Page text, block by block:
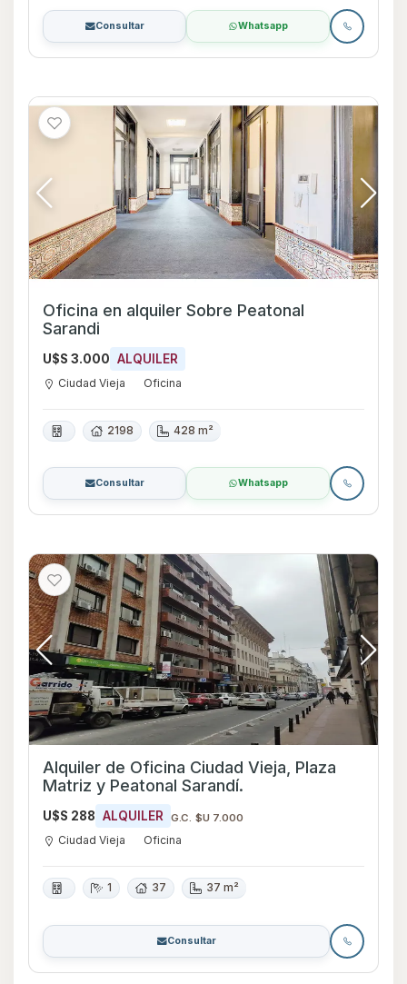
Consultar Whatsapp
Oficina en alquiler Sobre Peatonal
Sarandi
U$S 3.000 ALQUILER
Ciudad Vieja Oficina
2198 428 m²
Consultar Whatsapp
Alquiler de Oficina Ciudad Vieja, Plaza
Matriz y Peatonal Sarandí.
U$S 288 ALQUILER G.C. $U 7.000
Ciudad Vieja Oficina
1 37 37 m²
Consultar